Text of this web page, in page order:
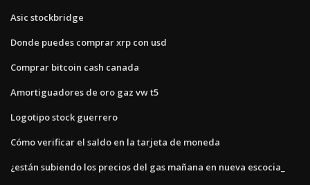
Asic stockbridge
Donde puedes comprar xrp con usd
Comprar bitcoin cash canada
Amortiguadores de oro gaz vw t5
Logotipo stock guerrero
Cómo verificar el saldo en la tarjeta de moneda
¿están subiendo los precios del gas mañana en nueva escocia_